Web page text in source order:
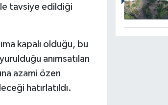
tavsiye edildiği
kapalı olduğu, bu
anımsatılan
azami özen
hatırlatıldı.